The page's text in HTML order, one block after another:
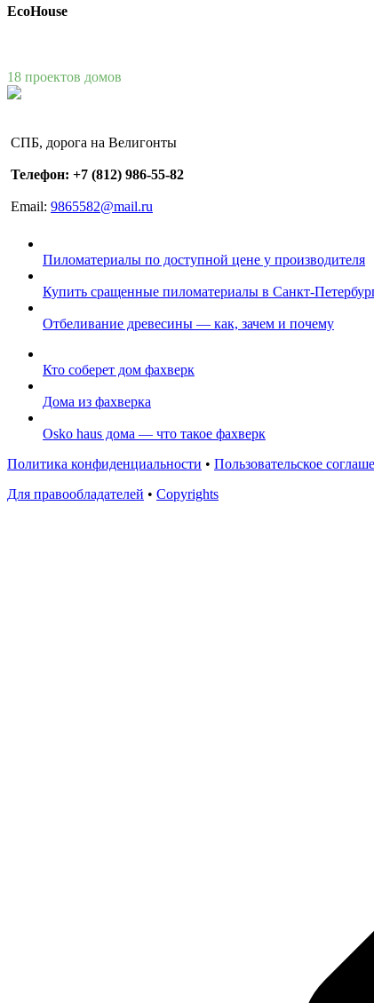
EcoHouse
18 проектов домов
СПБ, дорога на Велигонты
Телефон: +7 (812) 986-55-82
Email: 9865582@mail.ru
Пиломатериалы по доступной цене у производителя
Купить сращенные пиломатериалы в Санкт-
Отбеливание древесины — как, зачем и почему
Кто соберет дом фахверк
Дома из фахверка
Osko haus дома — что такое фахверк
Политика конфиденциальности • Пользовательское
Для правообладателей • Copyrights